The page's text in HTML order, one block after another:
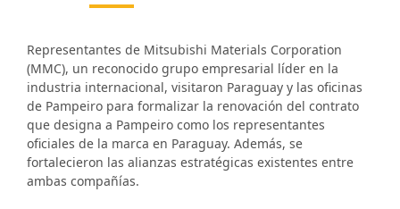
Representantes de Mitsubishi Materials Corporation
(MMC), un reconocido grupo empresarial líder en la
industria internacional, visitaron Paraguay y las oficinas
de Pampeiro para formalizar la renovación del contrato
que designa a Pampeiro como los representantes
oficiales de la marca en Paraguay. Además, se
fortalecieron las alianzas estratégicas existentes entre
ambas compañías.